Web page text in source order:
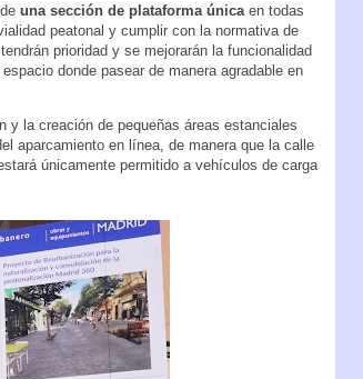
una sección de plataforma única en todas
peatonal y cumplir con la normativa de
prioridad y se mejorarán la funcionalidad
donde pasear de manera agradable en
y la creación de pequeñas áreas estanciales
aparcamiento en línea, de manera que la calle
únicamente permitido a vehículos de carga